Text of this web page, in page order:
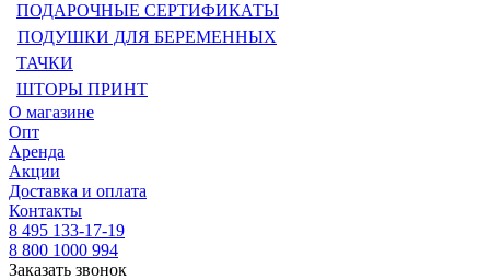
ПОДАРОЧНЫЕ СЕРТИФИКАТЫ
ПОДУШКИ ДЛЯ БЕРЕМЕННЫХ
ТАЧКИ
ШТОРЫ ПРИНТ
О магазине
Опт
Аренда
Акции
Доставка и оплата
Контакты
8 495 133-17-19
8 800 1000 994
Заказать звонок